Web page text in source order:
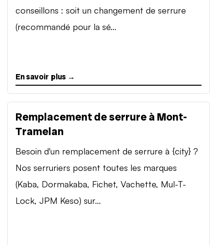
conseillons : soit un changement de serrure
(recommandé pour la sé...
En savoir plus →
Remplacement de serrure à Mont-
Tramelan
Besoin d'un remplacement de serrure à {city} ?
Nos serruriers posent toutes les marques
(Kaba, Dormakaba, Fichet, Vachette, Mul-T-
Lock, JPM Keso) sur...